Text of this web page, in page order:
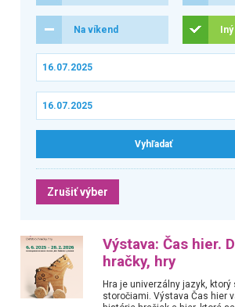
Na víkend
Zrušiť výber
Výstava: Čas hier.
hračky, hry
Hra je univerzálny jazyk, ktorý
storočiami. Výstava Čas hier